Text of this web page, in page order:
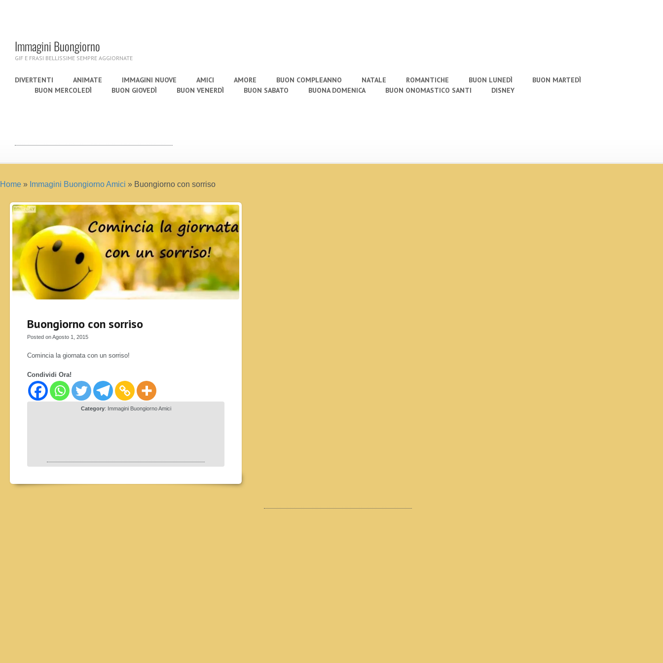
Immagini Buongiorno
GIF E FRASI BELLISSIME SEMPRE AGGIORNATE
DIVERTENTI ANIMATE IMMAGINI NUOVE AMICI AMORE BUON COMPLEANNO NATALE ROMANTICHE BUON LUNEDÌ
BUON MARTEDÌ
BUON MERCOLEDÌ
BUON GIOVEDÌ BUON VENERDÌ BUON SABATO BUONA DOMENICA BUON ONOMASTICO SANTI DISNEY
Home » Immagini Buongiorno Amici » Buongiorno con sorriso
Buongiorno con sorriso
Posted on Agosto 1, 2015
Comincia la giornata con un sorriso!
Condividi Ora!
Category: Immagini Buongiorno Amici